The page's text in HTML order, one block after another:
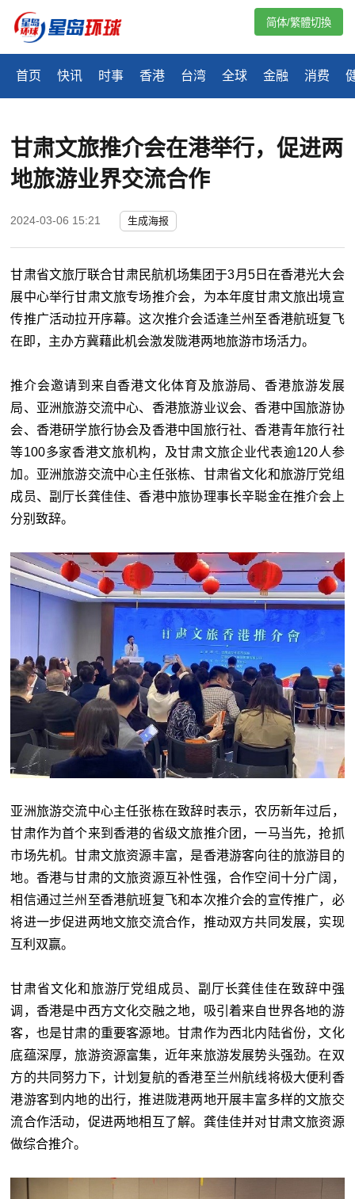
首页 快讯 时事 香港 台湾 全球 金融 消费
简体/繁體切換
甘肃文旅推介会在港举行，促进两
地旅游业界交流合作
2024-03-06 15:21 生成海报
甘肃省文旅厅联合甘肃民航机场集团于3月5日在香港光大会
展中心举行甘肃文旅专场推介会，为本年度甘肃文旅出境宣
传推广活动拉开序幕。这次推介会适逢兰州至香港航班复飞
在即，主办方冀藉此机会激发陇港两地旅游市场活力。
推介会邀请到来自香港文化体育及旅游局、香港旅游发展
局、亚洲旅游交流中心、香港旅游业议会、香港中国旅游协
会、香港研学旅行协会及香港中国旅行社、香港青年旅行社
等100多家香港文旅机构，及甘肃文旅企业代表逾120人参
加。亚洲旅游交流中心主任张栋、甘肃省文化和旅游厅党组
成员、副厅长龚佳佳、香港中旅协理事长辛聪金在推介会上
分别致辞。
亚洲旅游交流中心主任张栋在致辞时表示，农历新年过后，
甘肃作为首个来到香港的省级文旅推介团，一马当先，抢抓
市场先机。甘肃文旅资源丰富，是香港游客向往的旅游目的
地。香港与甘肃的文旅资源互补性强，合作空间十分广阔，
相信通过兰州至香港航班复飞和本次推介会的宣传推广，必
将进一步促进两地文旅交流合作，推动双方共同发展，实现
互利双赢。
甘肃省文化和旅游厅党组成员、副厅长龚佳佳在致辞中强
调，香港是中西方文化交融之地，吸引着来自世界各地的游
客，也是甘肃的重要客源地。甘肃作为西北内陆省份，文化
底蕴深厚，旅游资源富集，近年来旅游发展势头强劲。在双
方的共同努力下，计划复航的香港至兰州航线将极大便利香
港游客到内地的出行，推进陇港两地开展丰富多样的文旅交
流合作活动，促进两地相互了解。龚佳佳并对甘肃文旅资源
做综合推介。